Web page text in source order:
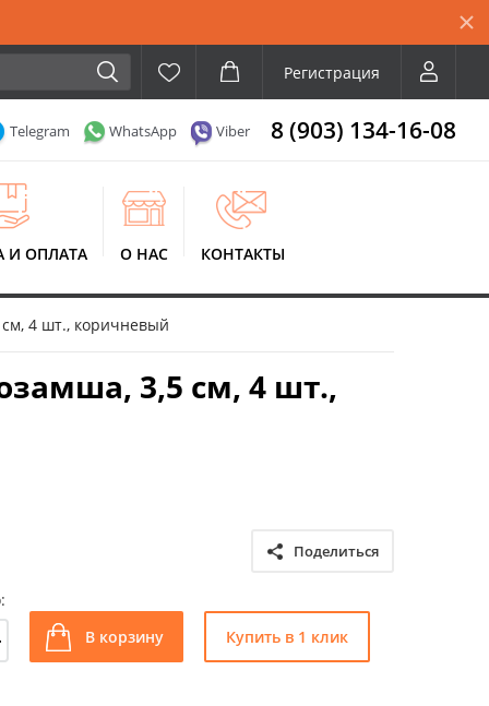
Регистрация
Telegram WhatsApp Viber 8 (903) 134-16-08
И ОПЛАТА О НАС КОНТАКТЫ
4 шт., коричневый
3,5 см, 4 шт.,
Поделиться
В корзину Купить в 1 клик